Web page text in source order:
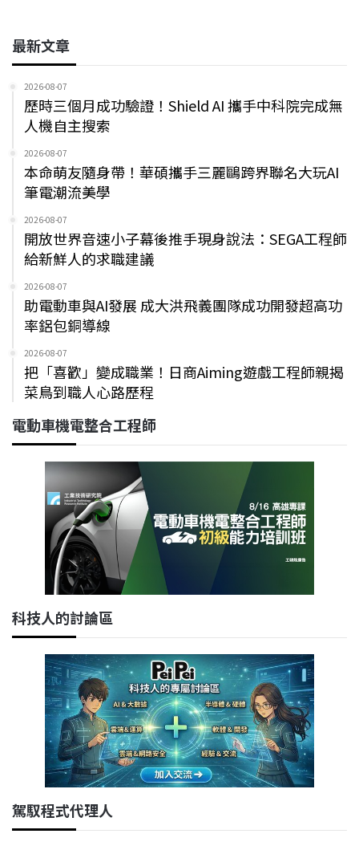
最新文章
2026-08-07
歷時三個月成功驗證！Shield AI 攜手中科院完成無
人機自主搜索
2026-08-07
本命萌友隨身帶！華碩攜手三麗鷗跨界聯名大玩AI
筆電潮流美學
2026-08-07
開放世界音速小子幕後推手現身說法：SEGA工程師
給新鮮人的求職建議
2026-08-07
助電動車與AI發展 成大洪飛義團隊成功開發超高功
率鋁包銅導線
2026-08-07
把「喜歡」變成職業！日商Aiming遊戲工程師親揭
菜鳥到職人心路歷程
電動車機電整合工程師
科技人的討論區
駕馭程式代理人